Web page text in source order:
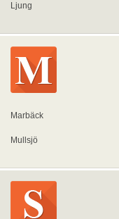
Ljung
Marbäck
Mullsjö